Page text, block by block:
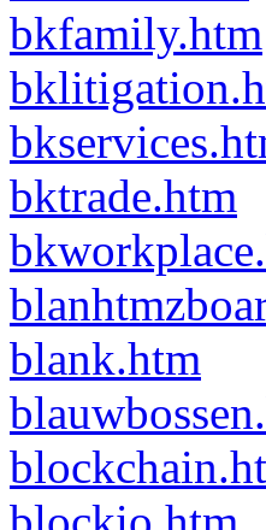
bkfamily.htm
bktrade.htm
blank.htm